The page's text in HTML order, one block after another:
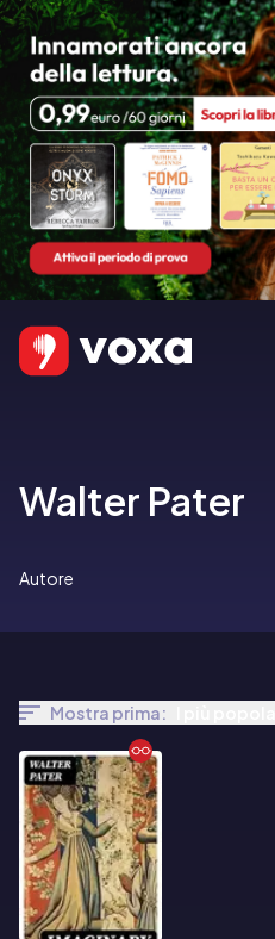
Walter Pater
Autore
Mostra prima: